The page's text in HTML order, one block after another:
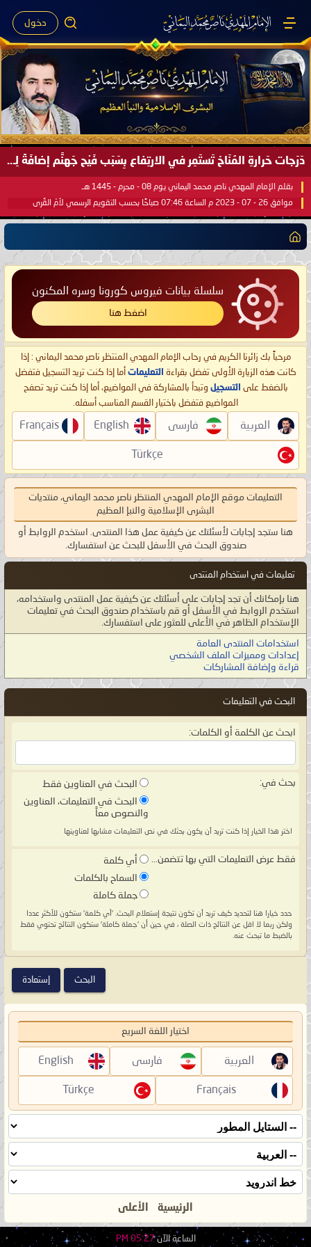
دخول
دَرَجات حَرارةِ المُنَاخ تَستَمِر في الارتِفاع بِسَبَب فَيْح جَهنَّم إضافَةً لِحرارةِ الشَّمس في مُحكَم القُرآن العَظيم ..
بقلم الإمام المهدي ناصر محمد اليماني يوم 08 - محرم - 1445 هـ
موافق 26 - 07 - 2023 م الساعة 07:46 صباحًا بحسب التقويم الرسمي لأمّ القُرى
سلسلة بيانات فيروس كورونا وسره المكنون
اضغط هنا
مرحباً بك زائرنا الكريم في رحاب الإمام المهدي المنتظر ناصر محمد اليماني : إذا
كانت هذه الزيارة الأولى تفضل بقراءة التعليمات أما إذا كنت تريد التسجيل فتفضل
بالضغط على التسجيل وتبدأ بالمشاركة في المواضيع، أما إذا كنت تريد تصفح
المواضيع فتفضل باختيار القسم المناسب أسفله.
العربية فارسی English
Français
Türkçe
التعليمات موقع الإمام المهدي المنتظر ناصر محمد اليماني، منتديات
البشرى الإسلامية والنبإ العظيم
هنا ستجد إجابات لأسئلتك عن كيفية عمل هذا المنتدى. استخدم الروابط أو
صندوق البحث في الأسفل للبحث عن استفسارك.
تعليمات في استخدام المنتدى
هنا بإمكانك أن تجد إجابات على أسئلتك عن كيفية عمل المنتدى واستخدامه،
استخدم الروابط في الأسفل أو قم باستخدام صندوق البحث في تعليمات
الإستخدام الظاهر في الأعلى للعثور على استفسارك.
استخدامات المنتدى العامة
إعدادات ومميزات الملف الشخصي
قراءة وإضافة المشاركات
البحث في التعليمات
ابحث عن الكلمة أو الكلمات:
بحث في:
البحث في العناوين فقط
البحث في التعليمات، العناوين
والنصوص معاً
اختر هذا الخيار إذا كنت تريد أن يكون بحثك في نص التعليمات مشابها لعناوينها
فقط عرض التعليمات التي بها تتضمن...
أي كلمة
السماح بالكلمات
جملة كاملة
حدد خيارا هنا لتحديد كيف تريد أن تكون نتيجة إستعلام البحث. 'أي كلمة' ستكون للأكثر عددا
ولكن ربما لا اقل عن النتائج ذات الصلة ، في حين أن 'جملة كاملة' ستكون النتائج تحتوي فقط
بالضبط ما تبحث عنه.
اختيار اللغة السريع
العربية فارسی English
Français
Türkçe
الرئيسية الأعلى
الساعة الآن05:27 PM